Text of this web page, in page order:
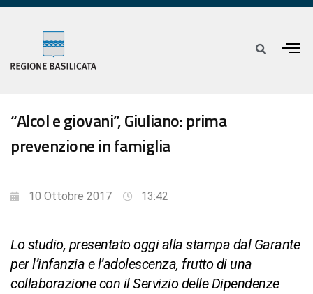
“Alcol e giovani”, Giuliano: prima
prevenzione in famiglia
10 Ottobre 2017 13:42
Lo studio, presentato oggi alla stampa dal Garante
per l’infanzia e l’adolescenza, frutto di una
collaborazione con il Servizio delle Dipendenze